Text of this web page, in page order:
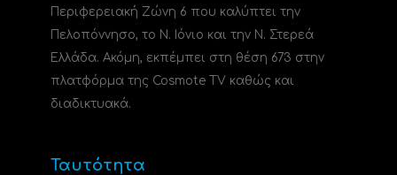
Περιφερειακή Ζώνη 6 που καλύπτει την
Πελοπόννησο, το N. Ιόνιο και την Ν. Στερεά
Ελλάδα. Ακόμη, εκπέμπει στη θέση 673 στην
πλατφόρμα της Cosmote TV καθώς και
διαδικτυακά.
Ταυτότητα